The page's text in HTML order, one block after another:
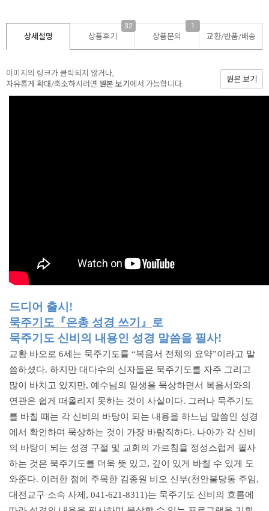
상세설명 상품후기
32
상품문의
1
교환/반품/배송
이미지의 링크가 클릭되지 않거나,
자유롭게 확대/축소하시려면 원본 보기 에서 가능합니다.
원본 보기
드디어 출시!
묵주기도 『은총 성경 쓰기』 로
묵주기도 신비의 내용인 성경 말씀을 필사!
교황 바오로 6세는 묵주기도를 “복음서 전체의 요약”이라고 말
씀하셨다. 하지만 대다수의 신자들은 묵주기도를 자주 그리고
많이 바치고 있지만, 예수님의 일생을 묵상하면서 복음서와의
연관은 쉽게 떠올리지 못하는 것이 사실이다. 그러나 묵주기도
를 바칠 때는 각 신비의 바탕이 되는 내용을 하느님 말씀인 성경
에서 확인하며 묵상하는 것이 가장 바람직하다. 나아가 각 신비
의 바탕이 되는 성경 구절 및 교회의 가르침을 정성스럽게 필사
하는 것은 묵주기도를 더욱 뜻 있고, 깊이 있게 바칠 수 있게 도
와준다. 이러한 점에 주목한 김종원 비오 신부(천안불당동 주임,
대전교구 소속 사제, 041-621-8311)는 묵주기도 신비의 흐름에